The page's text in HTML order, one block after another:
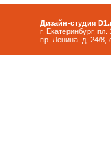
Дизайн-студия
г. Екатеринбург, пл.
пр. Ленина, д. 24/8,